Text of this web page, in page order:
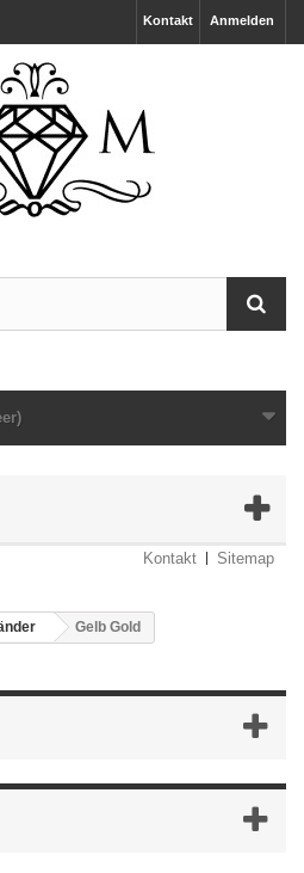
Anmelden
Kontakt
Kontakt Sitemap
Gelb Gold